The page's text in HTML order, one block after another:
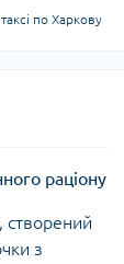
по Харкову
раціону
створений
з